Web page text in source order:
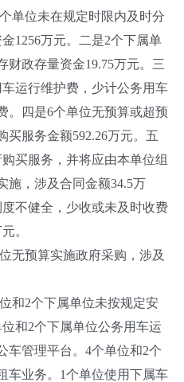
位未在规定时限内及时分
1256万元。二是2个下属单
财政存量资金19.75万元。三
运行维护费，少计公务用车
。四是6个单位无预算或超预
买服务金额592.26万元。五
买服务，并将应由本单位组
施，涉及合同金额34.5万
不健全，少收或未及时收费
。
预算实施政府采购，涉及
2个下属单位未按规定安
和2个下属单位公务用车运
车管理平台。4个单位和2个
车业务。1个单位使用下属车